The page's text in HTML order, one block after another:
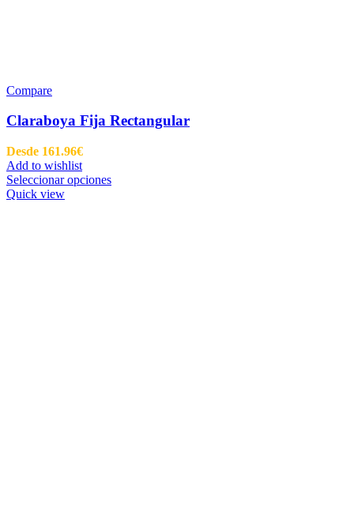
Compare
Claraboya Fija Rectangular
Desde 161.96€
Add to wishlist
Seleccionar opciones
Quick view